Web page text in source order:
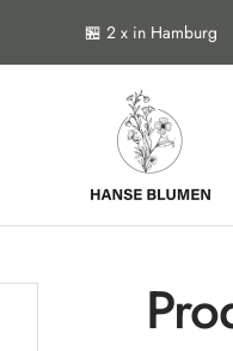
🏪 2 x in Hamburg
Hanse
Blumen